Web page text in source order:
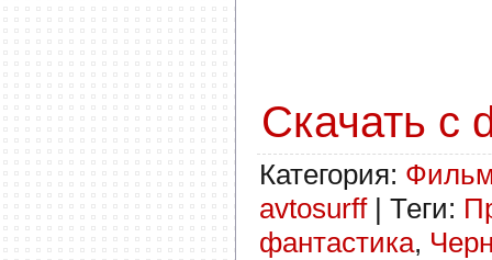
Скачать с
Категория:
avtosurff| Теги:
фантастика,